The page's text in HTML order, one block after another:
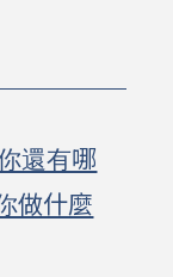
還有哪
做什麼